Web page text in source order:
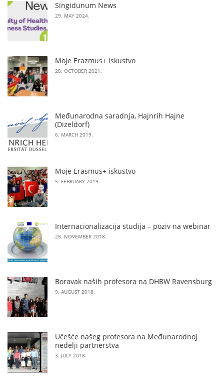
Singidunum News
29. MAY 2024.
Moje Erazmus+ iskustvo
28. OCTOBER 2021.
Međunarodna saradnja, Hajnrih Hajne
(Dizeldorf)
6. MARCH 2019.
Moje Erasmus+ iskustvo
5. FEBRUARY 2019.
Internacionalizacija studija – poziv na webinar
28. NOVEMBER 2018.
Boravak naših profesora na DHBW Ravensburg
9. AUGUST 2018.
Učešće našeg profesora na Međunarodnoj
nedelji partnerstva
3. JULY 2018.